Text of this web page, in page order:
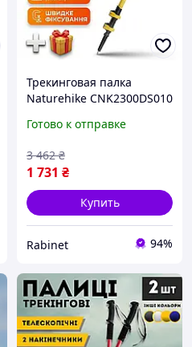
Трекинговая палка
Naturehike CNK2300DS010
раскладная
удобной ручкой для
ходьбы в горах легкая
Готово к отправке
1 731 ₴
3 462 ₴
Купить
Rabinet 94%